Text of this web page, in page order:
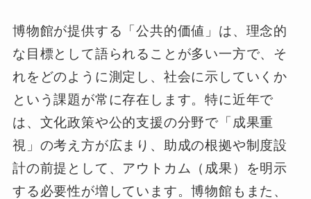
博物館が提供する「公共的価値」は、理念的
な目標として語られることが多い一方で、そ
れをどのように測定し、社会に示していくか
という課題が常に存在します。特に近年で
は、文化政策や公的支援の分野で「成果重
視」の考え方が広まり、助成の根拠や制度設
計の前提として、アウトカム（成果）を明示
する必要性が増しています。博物館もまた、